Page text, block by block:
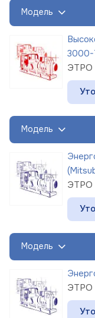
Модель
3000-
ЭТРО
Модель
ЭТРО
Модель
ЭТРО